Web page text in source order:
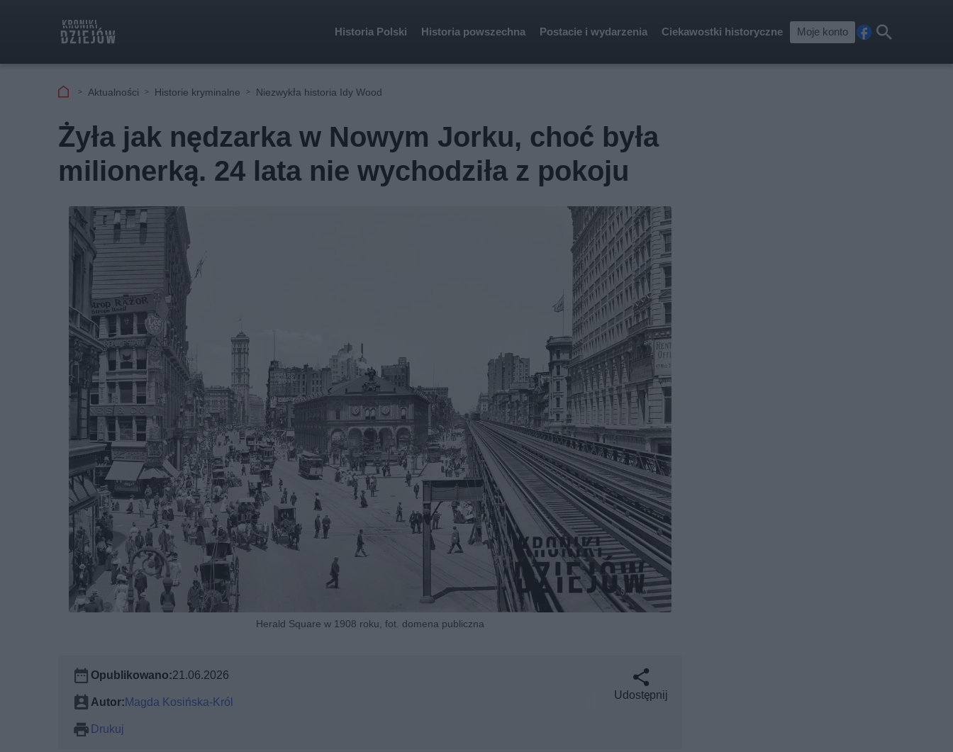
Historia Polski Historia powszechna Postacie i wydarzenia Ciekawostki historyczne Moje konto
cebkaj
Aktualności Historie kryminalne Niezwykła historia Idy Wood
Żyła jak nędzarka w Nowym Jorku, choć była
milionerką. 24 lata nie wychodziła z pokoju
Herald Square w 1908 roku, fot. domena publiczna
Opublikowano:21.06.2026
Autor: Magda Kosińska-Król
Drukuj
Udostępnij